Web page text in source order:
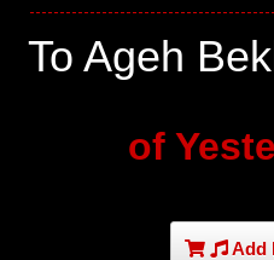
To Ageh
of
Add